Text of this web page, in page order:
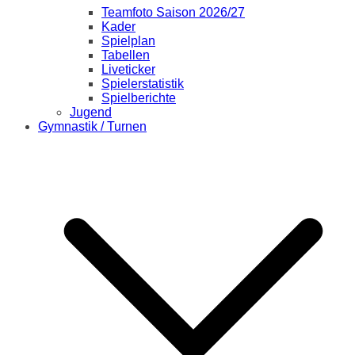
Teamfoto Saison 2026/27
Kader
Spielplan
Tabellen
Liveticker
Spielerstatistik
Spielberichte
Jugend
Gymnastik / Turnen